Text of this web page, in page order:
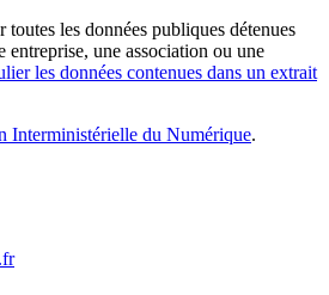
toutes les données publiques détenues
entreprise, une association ou une
les données contenues dans un extrait
Interministérielle du Numérique.